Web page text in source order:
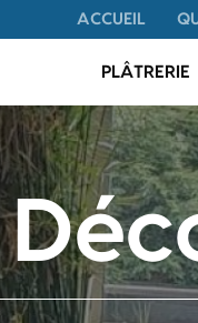
Navigation
ACCUEIL
PLÂTRERIE